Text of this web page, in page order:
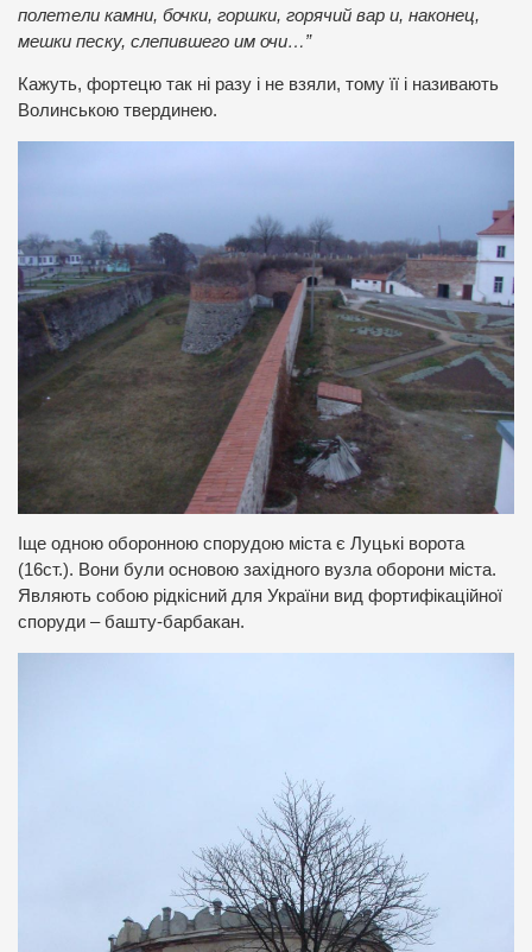
полетели камни, бочки, горшки, горячий вар и, наконец,
мешки песку, слепившего им очи…”
Кажуть, фортецю так ні разу і не взяли, тому її і називають
Волинською твердинею.
Іще одною оборонною спорудою міста є Луцькі ворота
(16ст.). Вони були основою західного вузла оборони міста.
Являють собою рідкісний для України вид фортифікаційної
споруди – башту-барбакан.